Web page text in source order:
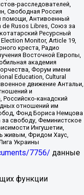
расследователей,
Свободная Россия
помощи, Антивоенный
de Rusos Libres, Союз за
Ресурсный
Monitor, Article 19,
креста, Радио
Восточной Европы,
академия
Форум имени
Education, Cultural
движение Антальи,
и
Российско-канадский
отношений им
Фонд Бориса Немцова
свободу, Феминистское
Ингушетии,
живым, Фридом Хаус,
Украины
7756/ данные
функции